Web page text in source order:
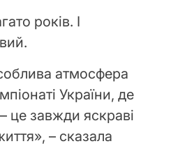
років. І
атмосфера
України, де
це завжди яскраві
– сказала